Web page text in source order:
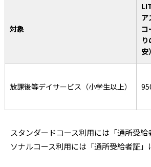
対象
ア
コ
安）
放課後等デイサービス（小学生以上）
スタンダードコース利用には「通所受
ソナルコース利用には「通所受給者証」